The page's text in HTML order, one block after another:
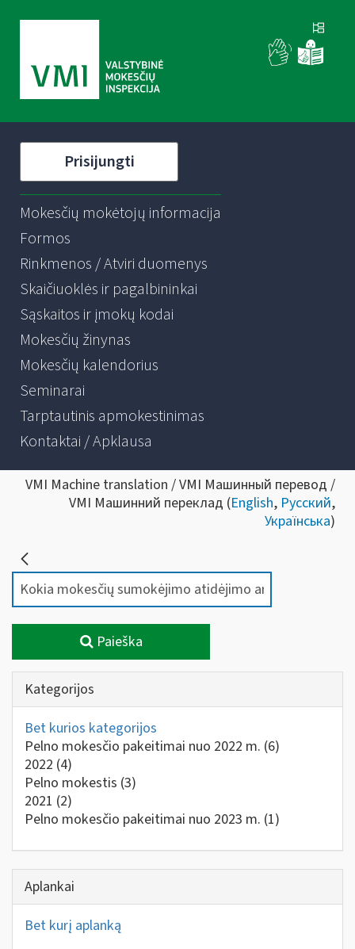
Prisijungti
Mokesčių mokėtojų informacija
Formos
Rinkmenos / Atviri duomenys
Skaičiuoklės ir pagalbininkai
Sąskaitos ir įmokų kodai
Mokesčių žinynas
Mokesčių kalendorius
Seminarai
Tarptautinis apmokestinimas
Kontaktai / Apklausa
VMI Machine translation / VMI Машинный перевод /
VMI Машинний переклад (English, Русский,
Українська)
Paieška
Kategorijos
Bet kurios kategorijos
Pelno mokesčio pakeitimai nuo 2022 m. (6)
2022 (4)
Pelno mokestis (3)
2021 (2)
Pelno mokesčio pakeitimai nuo 2023 m. (1)
Aplankai
Bet kurį aplanką